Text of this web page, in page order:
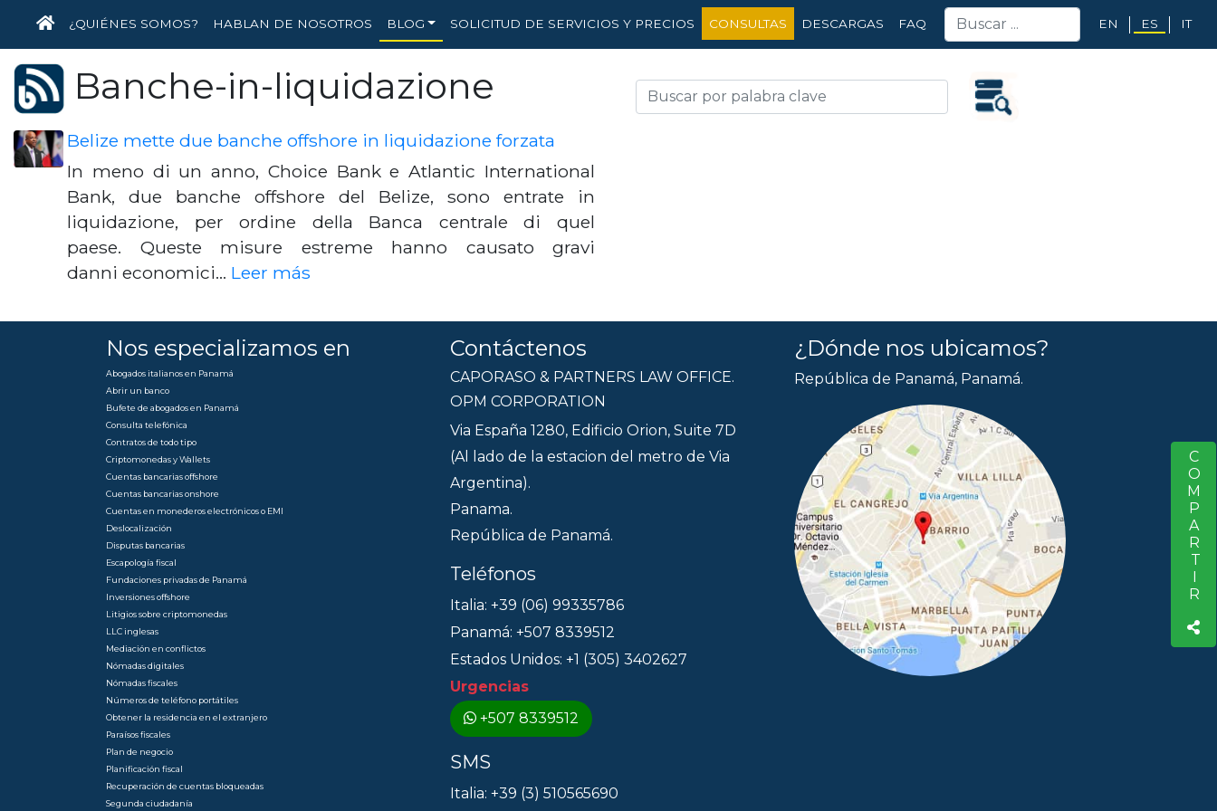
INICIO
¿QUIÉNES SOMOS? HABLAN DE NOSOTROS BLOG SOLICITUD DE SERVICIOS Y PRECIOS CONSULTAS DESCARGAS FAQ EN ES IT
Banche-in-liquidazione
Belize mette due banche offshore in liquidazione forzata
In meno di un anno, Choice Bank e Atlantic International
Bank, due banche offshore del Belize, sono entrate in
liquidazione, per ordine della Banca centrale di quel
paese. Queste misure estreme hanno causato gravi
danni economici… Leer más
COMPARTIR
Nos especializamos en
Abogados italianos en Panamá
Abrir un banco
Bufete de abogados en Panamá
Consulta telefónica
Contratos de todo tipo
Criptomonedas y Wallets
Cuentas bancarias offshore
Cuentas bancarias onshore
Cuentas en monederos electrónicos o EMI
Deslocalización
Disputas bancarias
Escapología fiscal
Fundaciones privadas de Panamá
Inversiones offshore
Litigios sobre criptomonedas
LLC inglesas
Mediación en conflictos
Nómadas digitales
Nómadas fiscales
Números de teléfono portátiles
Obtener la residencia en el extranjero
Paraísos fiscales
Plan de negocio
Planificación fiscal
Recuperación de cuentas bloqueadas
Segunda ciudadanía
Contáctenos
CAPORASO & PARTNERS LAW OFFICE.
OPM CORPORATION
Via España 1280, Edificio Orion, Suite 7D
(Al lado de la estacion del metro de Via
Argentina).
Panama.
República de Panamá.
Teléfonos
Italia: +39 (06) 99335786
Panamá: +507 8339512
Estados Unidos: +1 (305) 3402627
Urgencias
+507 8339512
SMS
Italia: +39 (3) 510565690
¿Dónde nos ubicamos?
República de Panamá, Panamá.